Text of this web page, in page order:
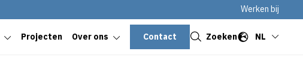
Werken bij
Projecten Over ons Contact NL
Zoeken
Sluiten